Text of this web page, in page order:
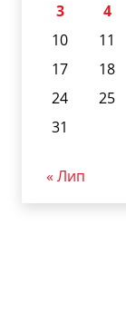
3
4
10
11
17
18
24
25
31
« Лип